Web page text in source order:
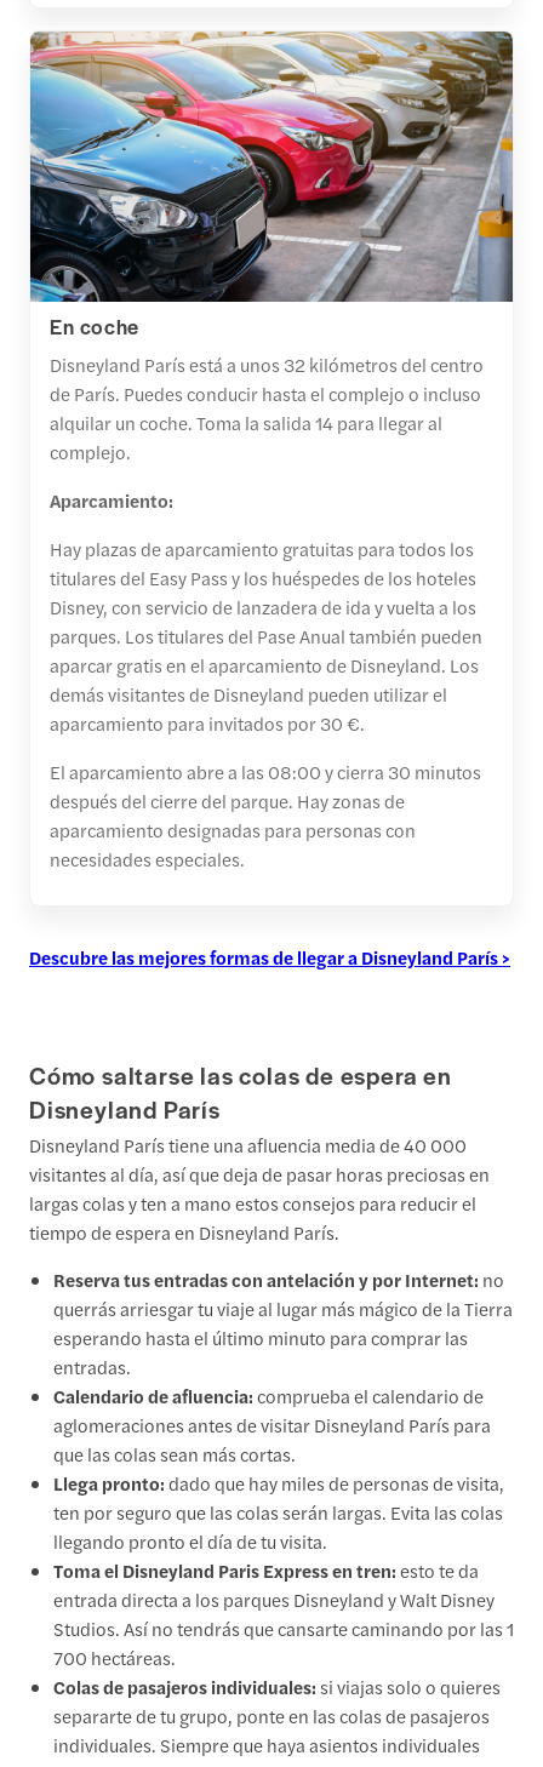
En coche
Disneyland París está a unos 32 kilómetros del centro
de París. Puedes conducir hasta el complejo o incluso
alquilar un coche. Toma la salida 14 para llegar al
complejo.
Aparcamiento:
Hay plazas de aparcamiento gratuitas para todos los
titulares del Easy Pass y los huéspedes de los hoteles
Disney, con servicio de lanzadera de ida y vuelta a los
parques. Los titulares del Pase Anual también pueden
aparcar gratis en el aparcamiento de Disneyland. Los
demás visitantes de Disneyland pueden utilizar el
aparcamiento para invitados por 30 €.
El aparcamiento abre a las 08:00 y cierra 30 minutos
después del cierre del parque. Hay zonas de
aparcamiento designadas para personas con
necesidades especiales.
Descubre las mejores formas de llegar a Disneyland París >
Cómo saltarse las colas de espera en
Disneyland París
Disneyland París tiene una afluencia media de 40 000
visitantes al día, así que deja de pasar horas preciosas en
largas colas y ten a mano estos consejos para reducir el
tiempo de espera en Disneyland París.
Reserva tus entradas con antelación y por Internet: no
querrás arriesgar tu viaje al lugar más mágico de la Tierra
esperando hasta el último minuto para comprar las
entradas.
Calendario de afluencia:comprueba el calendario de
aglomeraciones antes de visitar Disneyland París para
que las colas sean más cortas.
Llega pronto:dado que hay miles de personas de visita,
ten por seguro que las colas serán largas. Evita las colas
llegando pronto el día de tu visita.
Toma el Disneyland Paris Express en tren:esto te da
entrada directa a los parques Disneyland y Walt Disney
Studios. Así no tendrás que cansarte caminando por las 1
700 hectáreas.
Colas de pasajeros individuales:si viajas solo o quieres
separarte de tu grupo, ponte en las colas de pasajeros
individuales. Siempre que haya asientos individuales